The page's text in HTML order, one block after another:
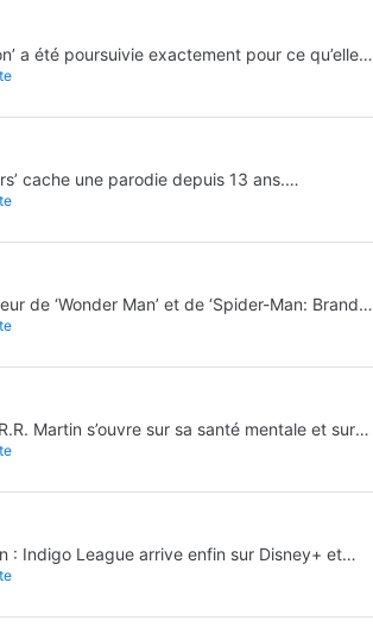
a été poursuivie exactement pour ce qu’elle
jamais : filmer des gens sans leur
cache une parodie depuis 13 ans.
il va enfin la révéler… mais seulement pour
de ‘Wonder Man’ et de ‘Spider-Man: Brand
ne comprend pas pourquoi la série a été
Martin s’ouvre sur sa santé mentale et sur la
les manques de respect l’affectent du fait
: Indigo League arrive enfin sur Disney+ et